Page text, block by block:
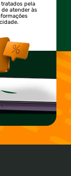
pela
atender às